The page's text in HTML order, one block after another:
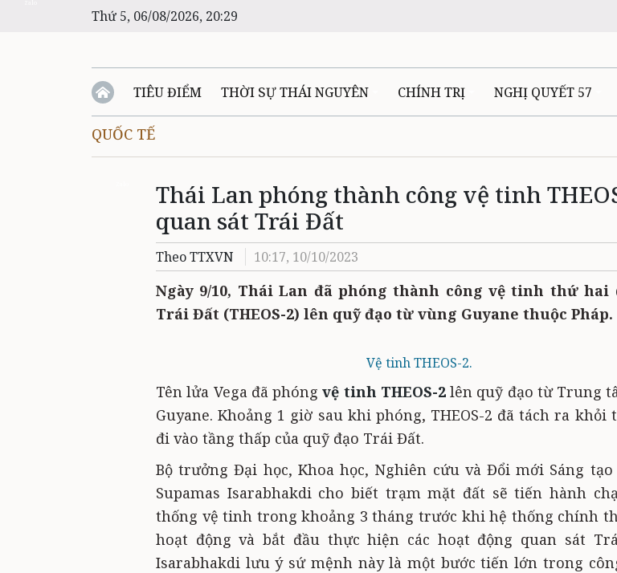
Thứ 5, 06/08/2026, 20:29
TIÊU ĐIỂM THỜI SỰ THÁI NGUYÊN CHÍNH TRỊ NGHỊ QUYẾT 57
QUỐC TẾ
Thái Lan phóng thành công vệ tinh
quan sát Trái Đất
Theo TTXVN 10:17, 10/10/2023
Ngày 9/10, Thái Lan đã phóng thành công vệ tinh thứ hai
Trái Đất (THEOS-2) lên quỹ đạo từ vùng Guyane thuộc Pháp.
Vệ tinh THEOS-2.
Tên lửa Vega đã phóngvệ tinh THEOS-2lên quỹ đạo từ Trung
Guyane. Khoảng 1 giờ sau khi phóng, THEOS-2 đã tách ra khỏi
đi vào tầng thấp của quỹ đạo Trái Đất.
Bộ trưởng Đại học, Khoa học, Nghiên cứu và Đổi mới Sáng
Supamas Isarabhakdi cho biết trạm mặt đất sẽ tiến hành
thống vệ tinh trong khoảng 3 tháng trước khi hệ thống chính
hoạt động và bắt đầu thực hiện các hoạt động quan sát
Isarabhakdi lưu ý sứ mệnh này là một bước tiến lớn trong